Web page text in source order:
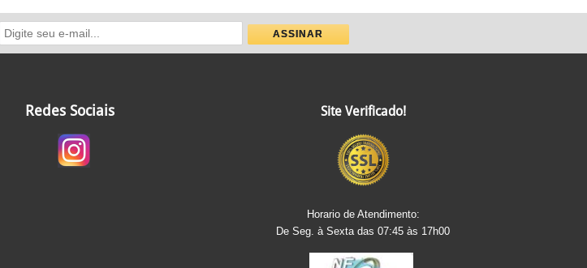
Redes Sociais Site Verificado!
Horario de Atendimento:
De Seg. à Sexta das 07:45 às 17h00